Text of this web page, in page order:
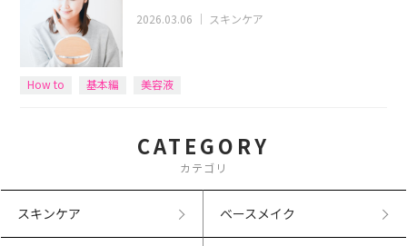
2026.03.06 ｜ スキンケア
How to 基本編 美容液
CATEGORY
カテゴリ
スキンケア ベースメイク